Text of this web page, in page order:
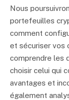
Nous
portefeuilles
comment
et sécuriser vos
comprendre les
choisir celui qui
avantages et
également